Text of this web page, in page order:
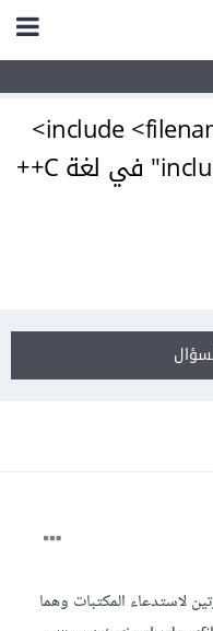
ما الفرق بين #include <filename>
و #include "filename" في لغة C++
لاستدعاء المكتبات وهما